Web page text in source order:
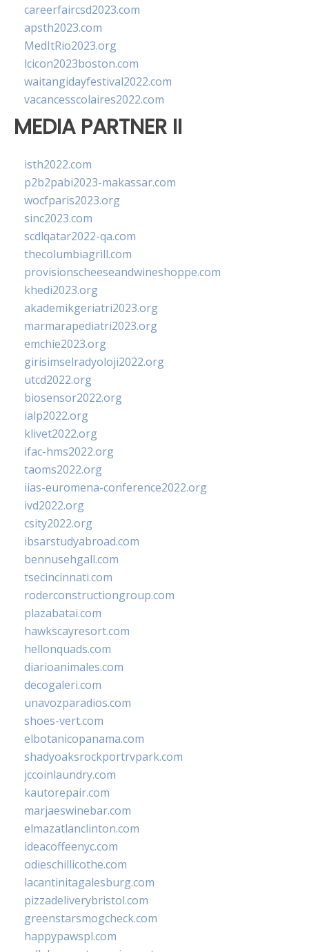
careerfaircsd2023.com
apsth2023.com
MedItRio2023.org
lcicon2023boston.com
waitangidayfestival2022.com
vacancesscolaires2022.com
MEDIA PARTNER II
isth2022.com
p2b2pabi2023-makassar.com
wocfparis2023.org
sinc2023.com
scdlqatar2022-qa.com
thecolumbiagrill.com
provisionscheeseandwineshoppe.com
khedi2023.org
akademikgeriatri2023.org
marmarapediatri2023.org
emchie2023.org
girisimselradyoloji2022.org
utcd2022.org
biosensor2022.org
ialp2022.org
klivet2022.org
ifac-hms2022.org
taoms2022.org
iias-euromena-conference2022.org
ivd2022.org
csity2022.org
ibsarstudyabroad.com
bennusehgall.com
tsecincinnati.com
roderconstructiongroup.com
plazabatai.com
hawkscayresort.com
hellonquads.com
diarioanimales.com
decogaleri.com
unavozparadios.com
shoes-vert.com
elbotanicopanama.com
shadyoaksrockportrvpark.com
jccoinlaundry.com
kautorepair.com
marjaeswinebar.com
elmazatlanclinton.com
ideacoffeenyc.com
odieschillicothe.com
lacantinitagalesburg.com
pizzadeliverybristol.com
greenstarsmogcheck.com
happypawspl.com